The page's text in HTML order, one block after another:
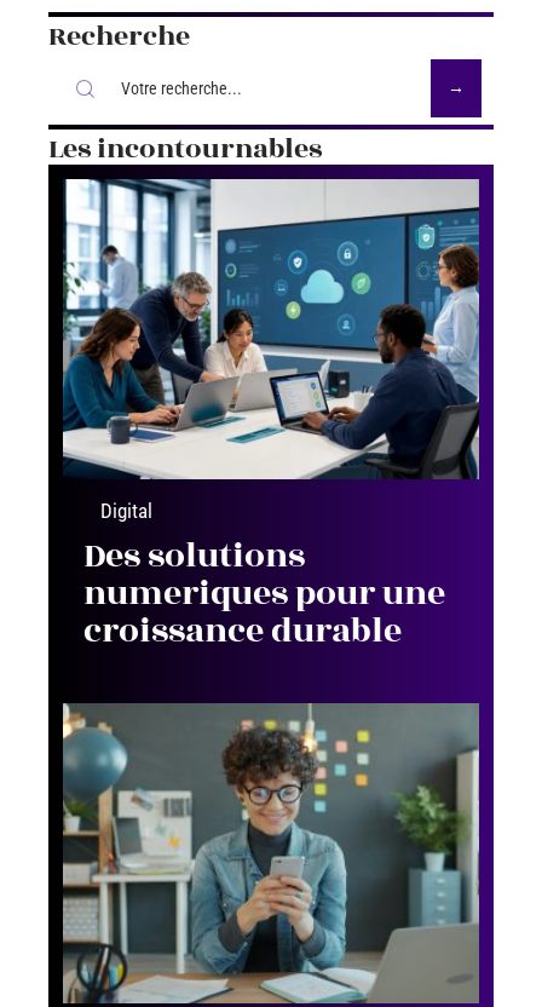
Recherche
Les incontournables
Digital
Des solutions
numeriques pour une
croissance durable